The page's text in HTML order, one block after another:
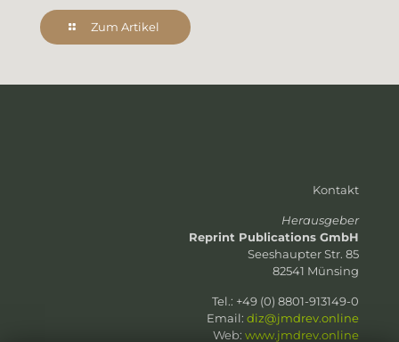
Zum Artikel
Kontakt
Herausgeber
Reprint Publications GmbH
Seeshaupter Str. 85
82541 Münsing
Tel.: +49 (0) 8801-913149-0
Email: diz@jmdrev.online
Web: www.jmdrev.online